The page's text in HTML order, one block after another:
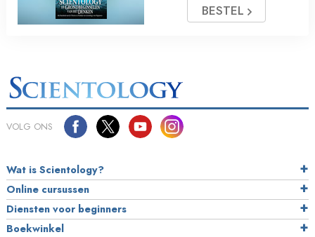
BESTEL
VOLG ONS
Wat is Scientology?
Online cursussen
Diensten voor beginners
Boekwinkel